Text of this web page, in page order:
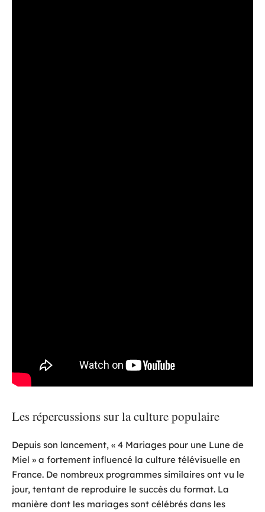
Les répercussions sur la culture populaire
Depuis son lancement, « 4 Mariages pour une Lune de
Miel » a fortement influencé la culture télévisuelle en
France. De nombreux programmes similaires ont vu le
jour, tentant de reproduire le succès du format. La
manière dont les mariages sont célébrés dans les